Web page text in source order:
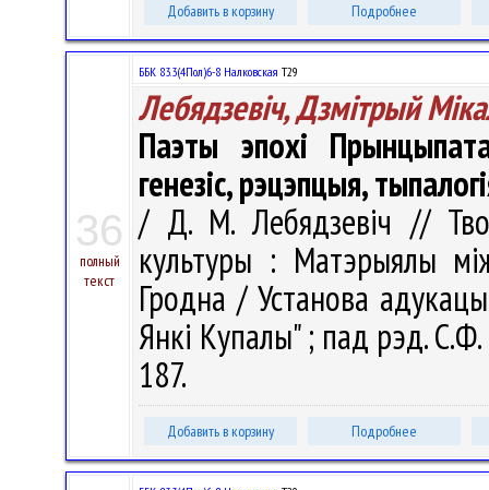
Добавить в корзину Подробнее
36
полный
текст
ББК 83.3(4Пол)6-8 Налковская Т29
Лебядзевіч, Дзмітрый
Паэты эпохі
генезіс, рэцэпцыя,
/ Д. М. Лебядзевіч //
культуры : Матэрыялы
Гродна / Установа
Янкі Купалы" ; пад рэд.
187.
Добавить в корзину Подробнее